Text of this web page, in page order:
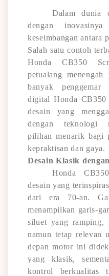
Dalam dunia
dengan
keseimbangan antara
Salah satu contoh
Honda CB350
petualang
banyak penggemar
digital Honda CB350
desain yang
dengan teknologi
pilihan menarik bagi
kepraktisan dan gaya.
Desain Klasik
Honda
desain yang
dari era 70-an.
menampilkan garis-
siluet yang ramping,
namun tetap relevan
depan motor ini
yang klasik,
kontrol berkualitas